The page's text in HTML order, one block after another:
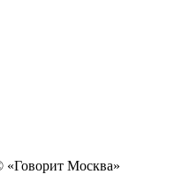
Москва»